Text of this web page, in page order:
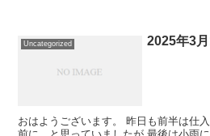
Uncategorized 2025年3
おはようございます。 昨日も前半は仕